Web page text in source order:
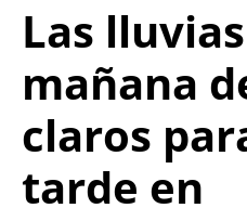
Las
mañana
claros
tarde en